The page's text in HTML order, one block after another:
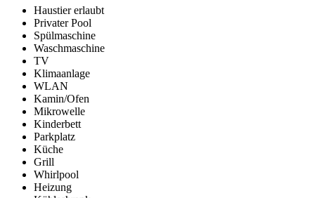
Haustier erlaubt
Privater Pool
Spülmaschine
Waschmaschine
TV
Klimaanlage
WLAN
Kamin/Ofen
Mikrowelle
Kinderbett
Parkplatz
Küche
Grill
Whirlpool
Heizung